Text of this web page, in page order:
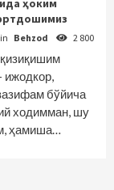
ҳоким
Behzod 2 800
ижодкор,
бў­йича
ходимман, шу
ҳамиша…